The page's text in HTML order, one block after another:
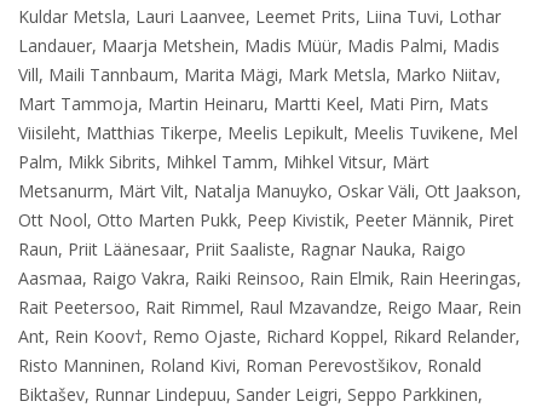
Kuldar Metsla, Lauri Laanvee, Leemet Prits, Liina Tuvi, Lothar
Landauer, Maarja Metshein, Madis Müür, Madis Palmi, Madis
Vill, Maili Tannbaum, Marita Mägi, Mark Metsla, Marko Niitav,
Mart Tammoja, Martin Heinaru, Martti Keel, Mati Pirn, Mats
Viisileht, Matthias Tikerpe, Meelis Lepikult, Meelis Tuvikene, Mel
Palm, Mikk Sibrits, Mihkel Tamm, Mihkel Vitsur, Märt
Metsanurm, Märt Vilt, Natalja Manuyko, Oskar Väli, Ott Jaakson,
Ott Nool, Otto Marten Pukk, Peep Kivistik, Peeter Männik, Piret
Raun, Priit Läänesaar, Priit Saaliste, Ragnar Nauka, Raigo
Aasmaa, Raigo Vakra, Raiki Reinsoo, Rain Elmik, Rain Heeringas,
Rait Peetersoo, Rait Rimmel, Raul Mzavandze, Reigo Maar, Rein
Ant, Rein Koov†, Remo Ojaste, Richard Koppel, Rikard Relander,
Risto Manninen, Roland Kivi, Roman Perevostšikov, Ronald
Biktašev, Runnar Lindepuu, Sander Leigri, Seppo Parkkinen,